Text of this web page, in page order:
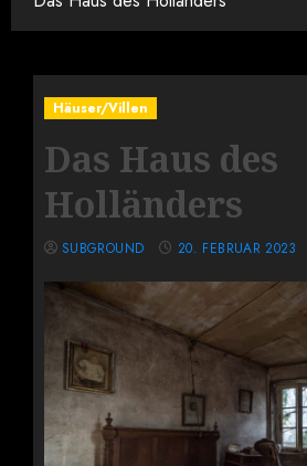
Häuser/Villen
Das Haus des
Holländers
SUBGROUND 20. FEBRUAR 2023